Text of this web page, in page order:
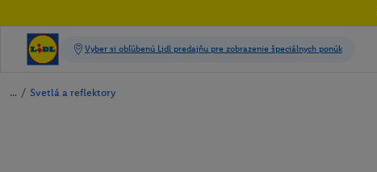
/ Svetlá a reflektory